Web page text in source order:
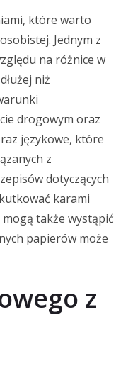
które warto
Jednym z
na różnice w
niż
drogowym oraz
językowe, które
z
dotyczących
karami
także wystąpić
papierów może
z